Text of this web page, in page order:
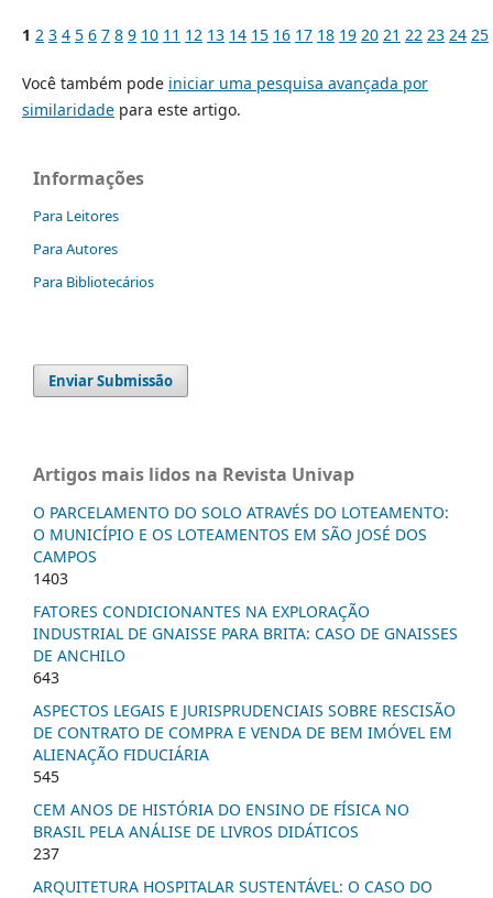
1 2 3 4 5 6 7 8 9 10 11 12 13 14 15 16 17 18 19 20 21 22 23 24 25
Você também pode iniciar uma pesquisa avançada por
similaridadepara este artigo.
Informações
Para Leitores
Para Autores
Para Bibliotecários
Enviar Submissão
Artigos mais lidos na Revista Univap
O PARCELAMENTO DO SOLO ATRAVÉS DO LOTEAMENTO:
O MUNICÍPIO E OS LOTEAMENTOS EM SÃO JOSÉ DOS
CAMPOS
1403
FATORES CONDICIONANTES NA EXPLORAÇÃO
INDUSTRIAL DE GNAISSE PARA BRITA: CASO DE GNAISSES
DE ANCHILO
643
ASPECTOS LEGAIS E JURISPRUDENCIAIS SOBRE RESCISÃO
DE CONTRATO DE COMPRA E VENDA DE BEM IMÓVEL EM
ALIENAÇÃO FIDUCIÁRIA
545
CEM ANOS DE HISTÓRIA DO ENSINO DE FÍSICA NO
BRASIL PELA ANÁLISE DE LIVROS DIDÁTICOS
237
ARQUITETURA HOSPITALAR SUSTENTÁVEL: O CASO DO